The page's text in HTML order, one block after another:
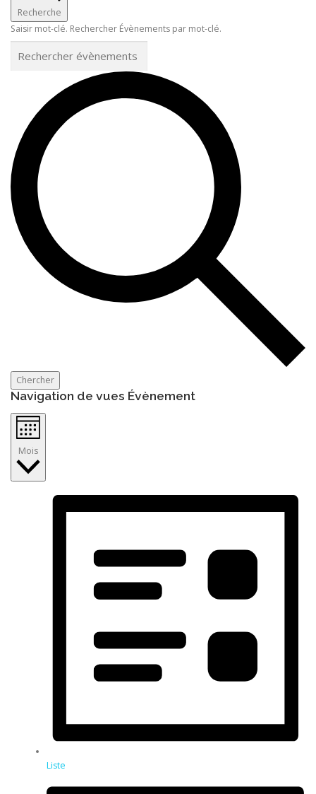
Recherche
Saisir mot-clé. Rechercher Évènements par mot-clé.
Chercher
Navigation de vues Évènement
Mois
Liste